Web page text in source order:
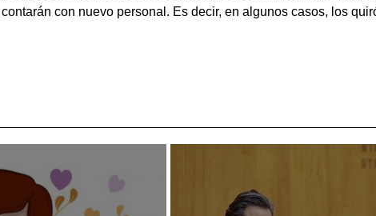
con nuevo personal. Es decir, en algunos casos, los